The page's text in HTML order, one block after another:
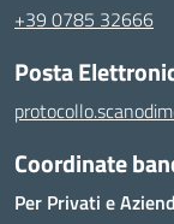
+39 0785 32666
Posta
Coordinate
Per Privati e